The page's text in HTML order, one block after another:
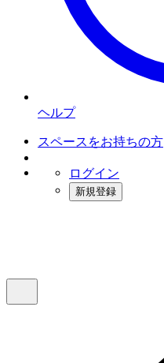
ヘルプ
スペースをお持ちの方
ログイン
新規登録